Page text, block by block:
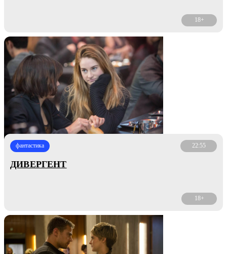
18+
фантастика 22:55
ДИВЕРГЕНТ
18+